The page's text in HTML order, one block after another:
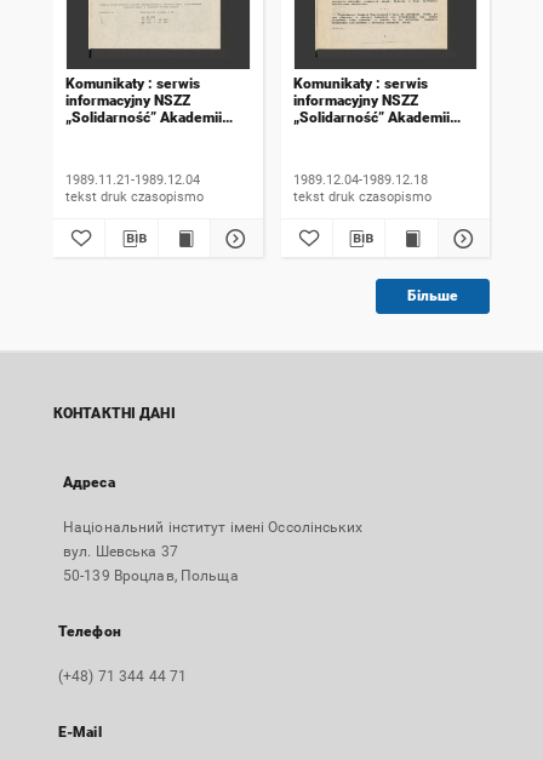
Komunikaty : serwis
informacyjny NSZZ
„Solidarność” Akademii
1989.11.21-1989.12.04
tekst druk czasopismo
Komunikaty : serwis
informacyjny NSZZ
„Solidarność” Akademii
1989.12.04-1989.12.18
tekst druk czasopismo
Більше
КОНТАКТНІ ДАНІ
Адреса
Національний інститут імені Оссолінських
вул. Шевська 37
50-139 Вроцлав, Польща
Телефон
(+48) 71 344 44 71
E-Mail